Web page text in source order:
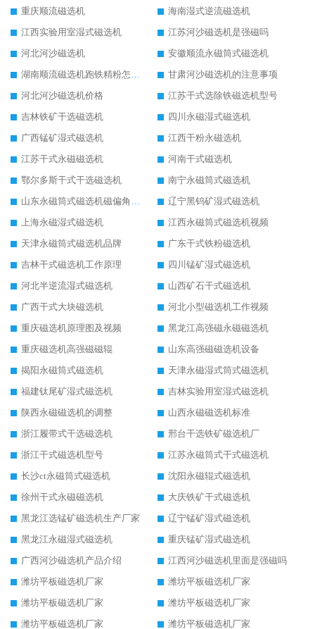
重庆顺流磁选机
海南湿式逆流磁选机
江西实验用室湿式磁选机
江苏河沙磁选机是强磁吗
河北河沙磁选机
安徽顺流永磁筒式磁选机
湖南顺流磁选机跑铁精粉怎么处理
甘肃河沙磁选机的注意事项
河北河沙磁选机价格
江苏干式选除铁磁选机型号
吉林铁矿干选磁选机
四川永磁湿式磁选机
广西锰矿湿式磁选机
江西干粉永磁选机
江苏干式永磁磁选机
河南干式磁选机
鄂尔多斯干式干选磁选机
南宁永磁筒式磁选机
山东永磁筒式磁选机磁偏角怎么调整
辽宁黑钨矿湿式磁选机
上海永磁湿式磁选机
江西永磁筒式磁选机视频
天津永磁筒式磁选机品牌
广东干式铁粉磁选机
吉林干式磁选机工作原理
四川锰矿湿式磁选机
河北半逆流湿式磁选机
山西矿石干式磁选机
广西干式大块磁选机
河北小型磁选机工作视频
重庆磁选机原理图及视频
黑龙江高强磁永磁磁选机
重庆磁选机高强磁磁辊
山东高强磁磁选机设备
揭阳永磁筒式磁选机
天津永磁湿式筒式磁选机
福建钛尾矿湿式磁选机
吉林实验用室湿式磁选机
陕西永磁磁选机的调整
山西永磁磁选机标准
浙江履带式干选磁选机
邢台干选铁矿磁选机厂
浙江干式磁选机型号
江苏永磁筒式干式磁选机
长沙ct永磁筒式磁选机
沈阳永磁辊式磁选机
徐州干式永磁磁选机
大庆铁矿干式磁选机
黑龙江选锰矿磁选机生产厂家
辽宁锰矿湿式磁选机
黑龙江永磁湿式磁选机
重庆锰矿湿式磁选机
广西河沙磁选机产品介绍
江西河沙磁选机里面是强磁吗
潍坊平板磁选机厂家
潍坊平板磁选机厂家
潍坊平板磁选机厂家
潍坊平板磁选机厂家
潍坊平板磁选机厂家
潍坊平板磁选机厂家